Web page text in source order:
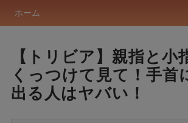
ホーム
【トリビア】親指と小
くっつけて見て！手首
出る人はヤバい！